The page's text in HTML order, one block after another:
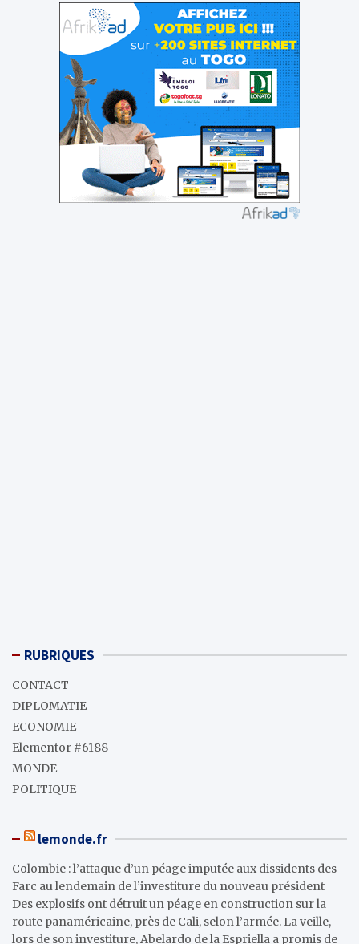
RUBRIQUES
CONTACT
DIPLOMATIE
ECONOMIE
Elementor #6188
MONDE
POLITIQUE
lemonde.fr
Colombie : l’attaque d’un péage imputée aux dissidents des
Farc au lendemain de l’investiture du nouveau président
Des explosifs ont détruit un péage en construction sur la
route panaméricaine, près de Cali, selon l’armée. La veille,
lors de son investiture, Abelardo de la Espriella a promis de